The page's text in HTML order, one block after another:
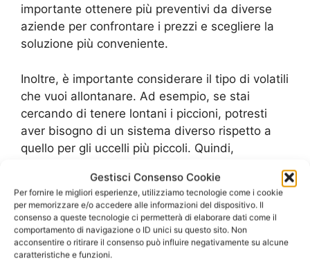
Gestisci Consenso Cookie
Per fornire le migliori esperienze, utilizziamo tecnologie come i cookie
per memorizzare e/o accedere alle informazioni del dispositivo. Il
consenso a queste tecnologie ci permetterà di elaborare dati come il
comportamento di navigazione o ID unici su questo sito. Non
acconsentire o ritirare il consenso può influire negativamente su alcune
caratteristiche e funzioni.
importante ottenere più preventivi da diverse
aziende per confrontare i prezzi e scegliere la
soluzione più conveniente.
Inoltre, è importante considerare il tipo di volatili
che vuoi allontanare. Ad esempio, se stai
cercando di tenere lontani i piccioni, potresti
aver bisogno di un sistema diverso rispetto a
quello per gli uccelli più piccoli. Quindi,
alle tue esigenze specifiche.
Infine, è importante essere consapevoli dei
possibili rischi e delle precauzioni da prendere
durante l’allontanamento volatili. Ad esempio,